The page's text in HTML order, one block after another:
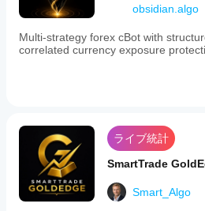
obsidian.algo
Multi-strategy forex cBot with
correlated currency exposure
ライブ統計
SmartTrade
Smart_Algo